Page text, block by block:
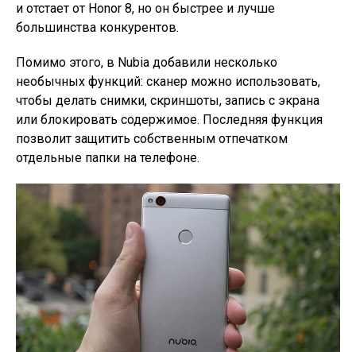
и отстает от Honor 8, но он быстрее и лучше
большинства конкурентов.
Помимо этого, в Nubia добавили несколько
необычных функций: сканер можно использовать,
чтобы делать снимки, скриншоты, запись с экрана
или блокировать содержимое. Последняя функция
позволит защитить собственным отпечатком
отдельные папки на телефоне.